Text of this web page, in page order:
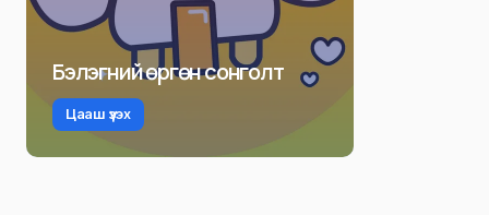
Бэлэгний өргөн сонголт
Цааш үзэх